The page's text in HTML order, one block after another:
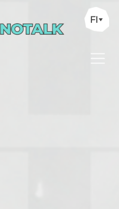
FI